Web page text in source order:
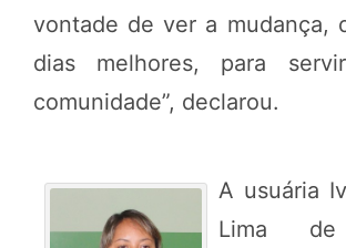
vontade de ver a mudança,
dias melhores, para
comunidade”, declarou.
A usuária
Lima de